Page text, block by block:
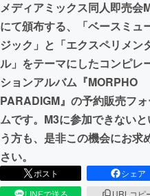
まちづくり・地域
CAMPFIRE for Social
CAMPFIREふるさと
メディアミックス同人即売会
にて頒布する、「ベースミュ
ジック」と「エクスペリメン
ル」をテーマにしたコンピレ
ションアルバム『MORPHO
PARADIGM』の予約販売フ
ムです。M3に参加できない
う方も、是非この機会にお求
さい。
ポスト
シェア